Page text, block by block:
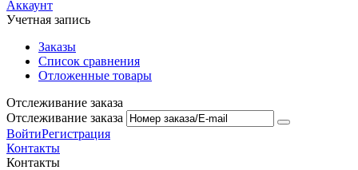
Аккаунт
Учетная запись
Заказы
Список сравнения
Отложенные товары
Отслеживание заказа
Отслеживание заказа
ВойтиРегистрация
Контакты
Контакты